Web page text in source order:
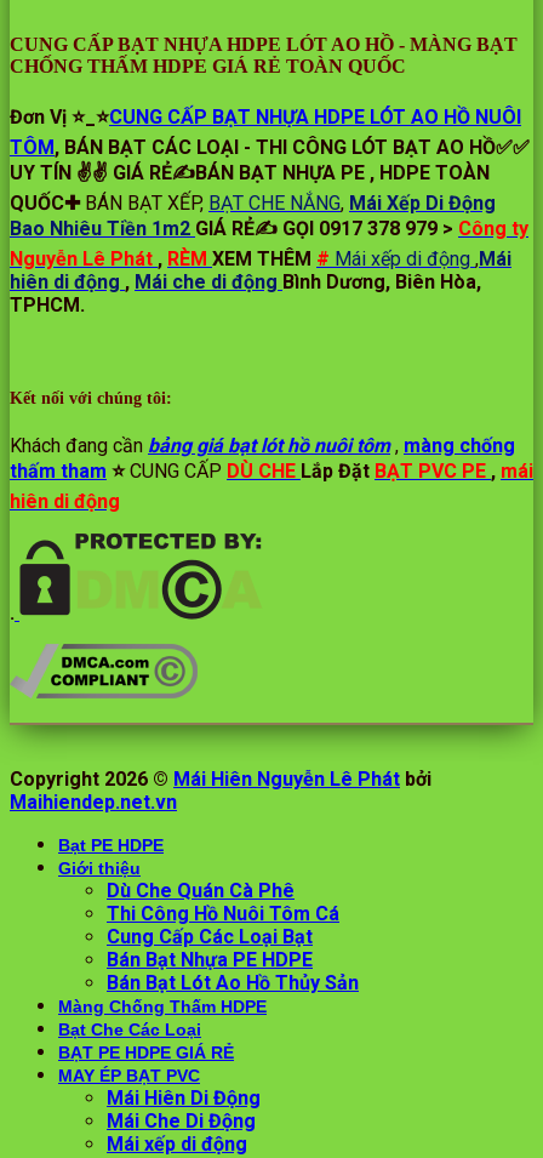
CUNG CẤP BẠT NHỰA HDPE LÓT AO HỒ - MÀNG BẠT
CHỐNG THẤM HDPE GIÁ RẺ TOÀN QUỐC
Đơn Vị ⭐️_⭐CUNG CẤP BẠT NHỰA HDPE LÓT AO HỒ NUÔI
TÔM , BÁN BẠT CÁC LOẠI - THI CÔNG LÓT BẠT AO HỒ✅✅
UY TÍN ✌✌ GIÁ RẺ✍BÁN BẠT NHỰA PE , HDPE TOÀN
QUỐC✚BÁN BẠT XẾP, BẠT CHE NẮNG, Mái Xếp Di Động
Bao Nhiêu Tiền 1m2 GIÁ RẺ✍ GỌI 0917 378 979 > Công ty
Nguyễn Lê Phát , RÈM XEM THÊM # Mái xếp di động ,Mái
hiên di động , Mái che di động Bình Dương, Biên Hòa,
TPHCM.
Kết nối với chúng tôi:
Khách đang cần bảng giá bạt lót hồ nuôi tôm, màng chống
thấm tham ⭐️CUNG CẤP DÙ CHE Lắp Đặt BẠT PVC PE , mái
hiên di động
.
Copyright 2026 © Mái Hiên Nguyễn Lê Phát bởi
Maihiendep.net.vn
Bạt PE HDPE
Giới thiệu
Dù Che Quán Cà Phê
Thi Công Hồ Nuôi Tôm Cá
Cung Cấp Các Loại Bạt
Bán Bạt Nhựa PE HDPE
Bán Bạt Lót Ao Hồ Thủy Sản
Màng Chống Thấm HDPE
Bạt Che Các Loại
BẠT PE HDPE GIÁ RẺ
MAY ÉP BẠT PVC
Mái Hiên Di Động
Mái Che Di Động
Mái xếp di động